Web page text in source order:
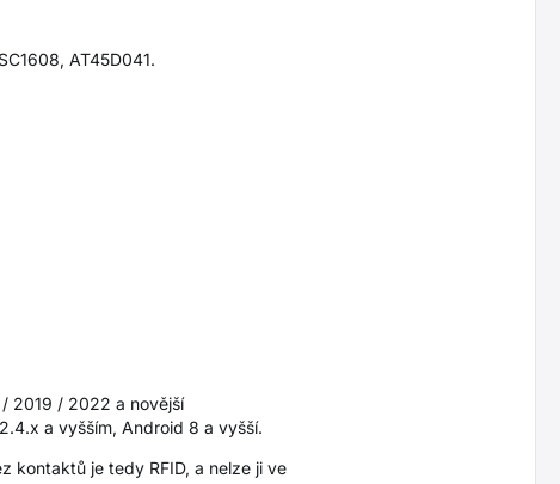
AT45D041.
2019 / 2022 a novější
a vyšším, Android 8 a vyšší.
kontaktů je tedy RFID, a nelze ji ve